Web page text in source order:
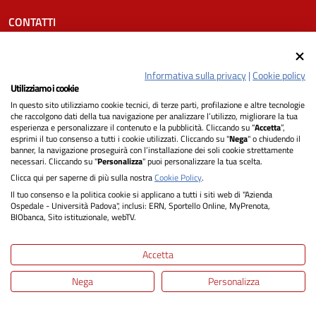
CONTATTI
Pec: protocollo.aopd@pecveneto.it
SEGUICI SU
Privacy
Dichiarazione di Accessibilità
Mappa del sito
Informativa sulla privacy|Cookie policy
Utilizziamo i cookie
In questo sito utilizziamo cookie tecnici, di terze parti, profilazione e altre tecnologie
che raccolgono dati della tua navigazione per analizzare l’utilizzo, migliorare la tua
esperienza e personalizzare il contenuto e la pubblicità. Cliccando su “Accetta”,
esprimi il tuo consenso a tutti i cookie utilizzati. Cliccando su "Nega" o chiudendo il
banner, la navigazione proseguirà con l’installazione dei soli cookie strettamente
necessari. Cliccando su "Personalizza" puoi personalizzare la tua scelta.
Clicca qui per saperne di più sulla nostraCookie Policy.
Il tuo consenso e la politica cookie si applicano a tutti i siti web di "Azienda
Ospedale - Università Padova", inclusi: ERN, Sportello Online, MyPrenota,
BIObanca, Sito istituzionale, webTV.
Accetta
Nega
Personalizza